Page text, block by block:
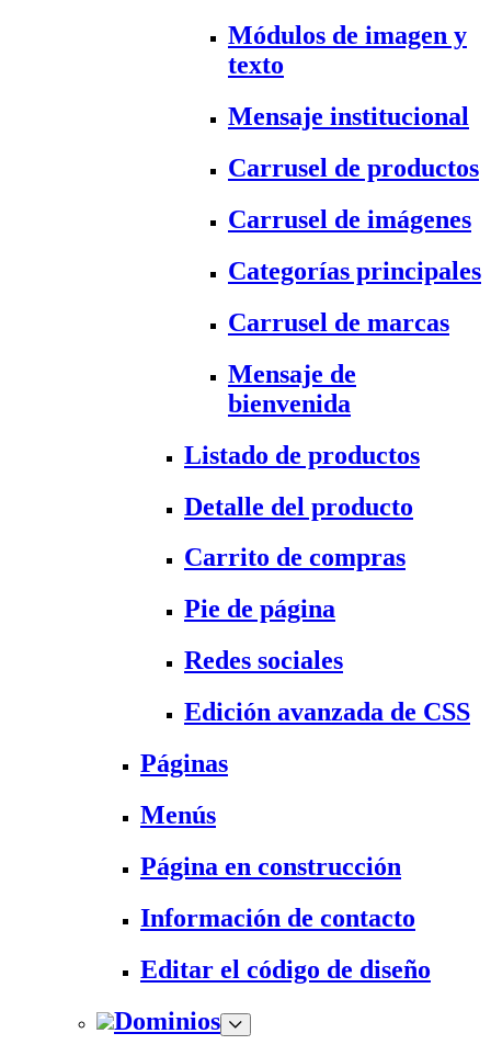
Módulos de imagen y
texto
Mensaje institucional
Carrusel de productos
Carrusel de imágenes
Categorías principales
Carrusel de marcas
Mensaje de
bienvenida
Listado de productos
Detalle del producto
Carrito de compras
Pie de página
Redes sociales
Edición avanzada de CSS
Páginas
Menús
Página en construcción
Información de contacto
Editar el código de diseño
Dominios